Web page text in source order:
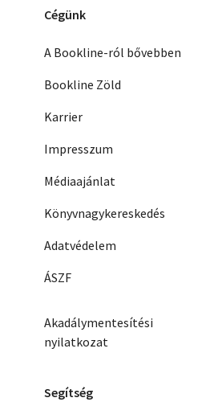
Cégünk
A Bookline-ról bővebben
Bookline Zöld
Karrier
Impresszum
Médiaajánlat
Könyvnagykereskedés
Adatvédelem
ÁSZF
Akadálymentesítési
nyilatkozat
Segítség